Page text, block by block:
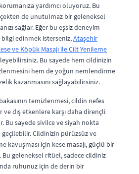
yardımcı oluyoruz. Bu
de unutulmaz bir geleneksel
sağlar. Eğer bu eşsiz deneyim
bilgi edinmek isterseniz,Ataşehir
ve Köpük Masajı ile Cilt Yenileme
Bu sayede hem cildinizin
hem de yoğun nemlendirme
kazanmasını sağlayabilirsiniz.
temizlenmesi, cildin nefes
ve dış etkenlere karşı daha dirençli
Bu sayede sivilce ve siyah nokta
Cildinizin pürüzsüz ve
kavuşması için kese masajı, güçlü bir
Bu geleneksel ritüel, sadece cildiniz
ruhunuz için de derin bir